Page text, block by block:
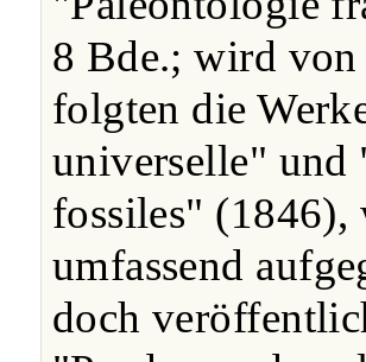
8 Bde.; wird von
folgten die
universelle" und
fossiles" (1846),
umfassend
doch